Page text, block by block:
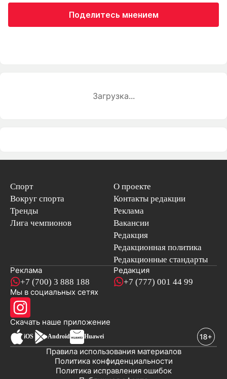
Поделитесь мнением
Загрузка...
Спорт
Вокруг спорта
Тренды
Лига чемпионов
О проекте
Контакты редакции
Реклама
Вакансии
Редакция
Редакционная политика
Редакционные стандарты
Реклама
+7 (700) 3 888 188
Редакция
+7 (777) 001 44 99
Мы в социальных сетях
Скачать наше приложениеновостей
iOS Android Huawei
Политика исправления ошибок
Политика конфиденциальности
Правила использования материалов